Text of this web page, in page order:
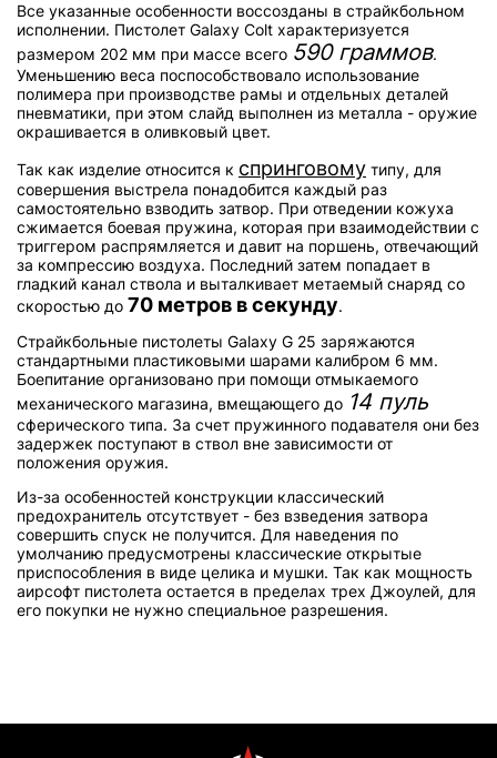
Все указанные особенности воссозданы в страйкбольном
исполнении. Пистолет Galaxy Colt характеризуется
размером 202 мм при массе всего 590 граммов.
Уменьшению веса поспособствовало использование
полимера при производстве рамы и отдельных деталей
пневматики, при этом слайд выполнен из металла - оружие
окрашивается в оливковый цвет.
Так как изделие относится к спринговому типу, для
совершения выстрела понадобится каждый раз
самостоятельно взводить затвор. При отведении кожуха
сжимается боевая пружина, которая при взаимодействии с
триггером распрямляется и давит на поршень, отвечающий
за компрессию воздуха. Последний затем попадает в
гладкий канал ствола и выталкивает метаемый снаряд со
скоростью до 70 метров в секунду.
Страйкбольные пистолеты Galaxy G 25 заряжаются
стандартными пластиковыми шарами калибром 6 мм.
Боепитание организовано при помощи отмыкаемого
механического магазина, вмещающего до 14 пуль
сферического типа. За счет пружинного подавателя они без
задержек поступают в ствол вне зависимости от
положения оружия.
Из-за особенностей конструкции классический
предохранитель отсутствует - без взведения затвора
совершить спуск не получится. Для наведения по
умолчанию предусмотрены классические открытые
приспособления в виде целика и мушки. Так как мощность
аирсофт пистолета остается в пределах трех Джоулей, для
его покупки не нужно специальное разрешения.